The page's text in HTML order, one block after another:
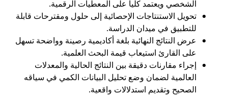
الشخصي ويعتمد كليا على المعطيات الرقمية.
تحويل الاستنتاجات الإحصائية إلى حلول ومقترحات قابلة
للتطبيق في ميدان الدراسة.
عرض النتائج النهائية بلغة أكاديمية رصينة وواضحة تسهل
على القارئ استيعاب قيمة البحث العلمية.
إجراء مقارنات دقيقة بين النتائج الحالية والمعدلات
العالمية لضمان وضع تحليل البيانات الكمي في سياقه
الصحيح وتقديم استدلالات واقعية.